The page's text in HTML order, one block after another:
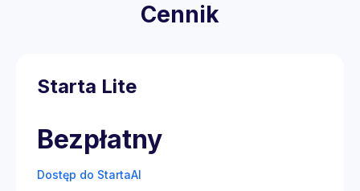
Cennik
Starta Lite
Bezpłatny
Dostęp do StartaAI